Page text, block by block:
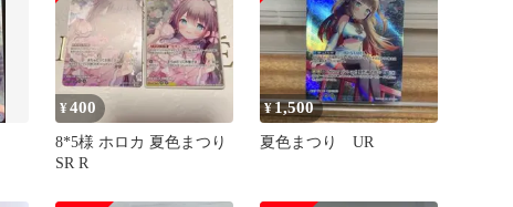
¥400
8*5様 ホロカ 夏色まつり
SR R
¥1,500
夏色まつり UR